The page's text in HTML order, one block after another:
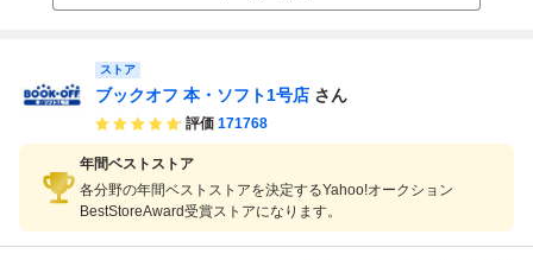
ストア
ブックオフ 本・ソフト1号店 さん
評価 171768
年間ベストストア
各分野の年間ベストストアを決定するYahoo!オークション
BestStoreAward受賞ストアになります。